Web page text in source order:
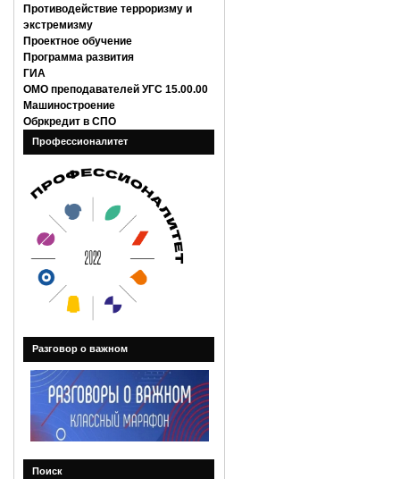
Противодействие терроризму и
экстремизму
Проектное обучение
Программа развития
ГИА
ОМО преподавателей УГС 15.00.00
Машиностроение
Обркредит в СПО
Профессионалитет
Разговор о важном
Поиск